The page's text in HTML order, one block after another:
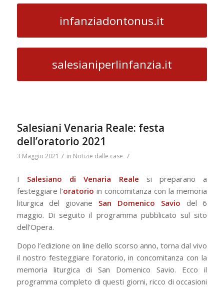
infanziadontonus.it
salesianiperlinfanzia.it
Salesiani Venaria Reale: festa
dell’oratorio 2021
3 Maggio 2021 / in Notizie dalle case /
I Salesiano di Venaria Reale si preparano a
festeggiare l’oratorio in concomitanza con la memoria
liturgica del giovane San Domenico Savio del 6
maggio. Di seguito il programma pubblicato sul sito
dell’Opera.
Dopo l’edizione on line dello scorso anno, torna dal vivo
il nostro festeggiare l’oratorio, in concomitanza con la
memoria liturgica di San Domenico Savio. Ecco il
programma completo di questi giorni, ricco di occasioni